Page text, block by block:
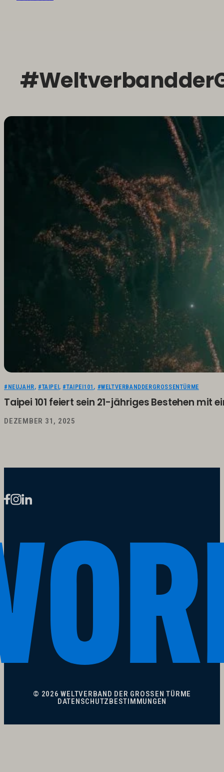
#NEUJAHR, #TAIPEI , #TAIPEI101 , #WELTVERBANDDERGROSSENTÜRME
Taipei 101 feiert sein 21-jähriges Bestehen mit
DEZEMBER 31, 2025
© 2026 WELTVERBAND DER GROSSEN TÜRME
DATENSCHUTZBESTIMMUNGEN